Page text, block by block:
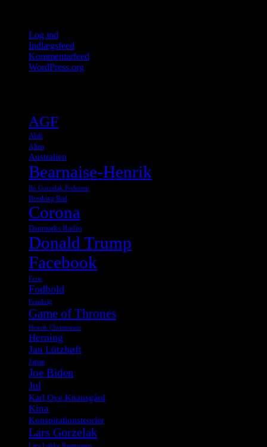
Log ind
Indlægsfeed
Kommentarfeed
WordPress.org
AGF
Aldi
Alien
Australien
Bearnaise-Henrik
Bo Gorzelak Pedersen
Breaking Bad
Corona
Danmarks Radio
Donald Trump
Facebook
Ferie
Fodbold
Frankrig
Game of Thrones
Henrik Christensen
Herning
Jan Lützhøft
Japan
Joe Biden
Jul
Karl Ove Knausgård
Kina
Konspirationsteorier
Lars Gorzelak
Lars Løkke Rasmussen